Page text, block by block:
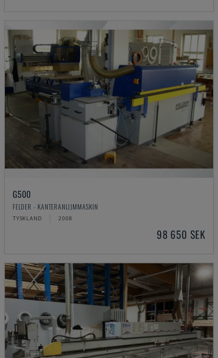
G500
FELDER - KANTERANLIJMMASKIN
TYSKLAND 2008
98 650 SEK